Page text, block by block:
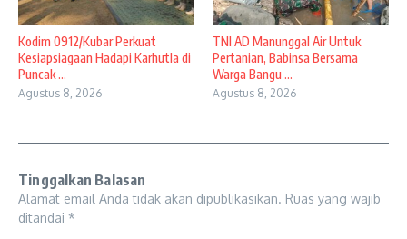
Kodim 0912/Kubar Perkuat
Kesiapsiagaan Hadapi Karhutla di
Puncak ...
Agustus 8, 2026
TNI AD Manunggal Air Untuk
Pertanian, Babinsa Bersama
Warga Bangu ...
Agustus 8, 2026
Tinggalkan Balasan
Alamat email Anda tidak akan dipublikasikan. Ruas yang wajib
ditandai *